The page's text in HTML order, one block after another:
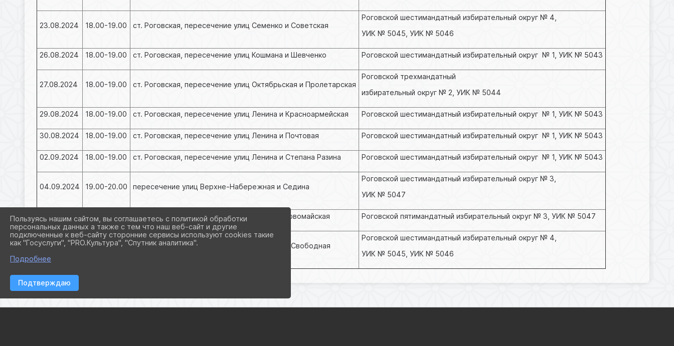
23.08.2024 18.00-19.00 ст. Роговская, пересечение улиц Семенко и Советская
Роговской шестимандатный избирательный округ № 4,
УИК № 5045, УИК № 5046
26.08.2024 18.00-19.00 ст. Роговская, пересечение улиц Кошмана и Шевченко Роговской шестимандатный избирательный округ № 1, УИК № 5043
27.08.2024 18.00-19.00 ст. Роговская, пересечение улиц Октябрьская и Пролетарская
Роговской трехмандатный
избирательный округ № 2, УИК № 5044
29.08.2024 18.00-19.00 ст. Роговская, пересечение улиц Ленина и Красноармейская Роговской шестимандатный избирательный округ № 1, УИК № 5043
30.08.2024 18.00-19.00 ст. Роговская, пересечение улиц Ленина и Почтовая Роговской шестимандатный избирательный округ № 1, УИК № 5043
02.09.2024 18.00-19.00 ст. Роговская, пересечение улиц Ленина и Степана Разина Роговской шестимандатный избирательный округ № 1, УИК № 5043
04.09.2024 19.00-20.00 пересечение улиц Верхне-Набережная и Седина
Роговской шестимандатный избирательный округ № 3,
УИК № 5047
05.09.2024 19.00-20.00 пересечение улиц Интернациональная и Первомайская Роговской пятимандатный избирательный округ № 3, УИК № 5047
06.09.2024 19.00-20.00 ст. Роговская, пересечение улиц Семенко и Свободная
Роговской шестимандатный избирательный округ № 4,
УИК № 5045, УИК № 5046
Пользуясь нашим сайтом, вы соглашаетесь с политикой обработки
персональных данных а также с тем что наш веб-сайт и другие
подключенные к веб-сайту сторонние сервисы используют cookies такие
как "Госуслуги", "PRO.Культура", "Спутник аналитика".
Подробнее
Подтверждаю